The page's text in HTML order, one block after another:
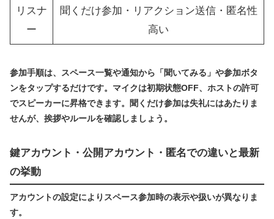
リスナ
ー
聞くだけ参加・リアクション送信・匿名性
高い
参加手順は、スペース一覧や通知から「聞いてみる」や参加ボタ
ンをタップするだけです。マイクは初期状態OFF、ホストの許可
でスピーカーに昇格できます。聞くだけ参加は失礼にはあたりま
せんが、挨拶やルールを確認しましょう。
鍵アカウント・公開アカウント・匿名での違いと最新
の挙動
アカウントの設定によりスペース参加時の表示や扱いが異なりま
す。